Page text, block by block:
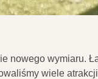
nowego wymiaru.
wiele